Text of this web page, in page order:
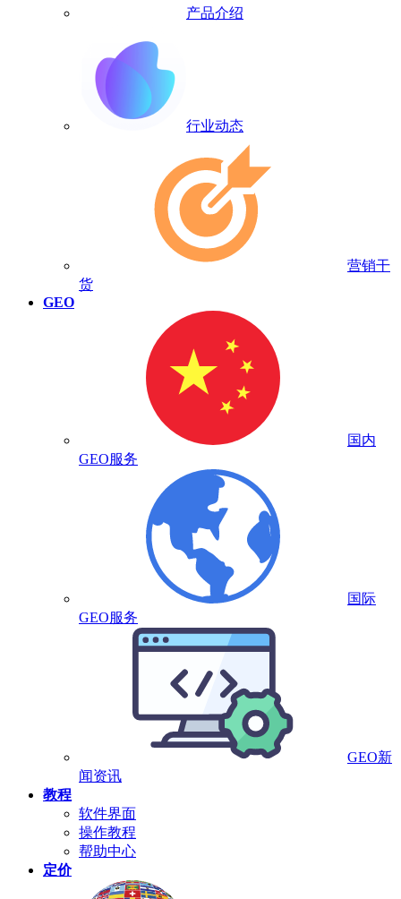
产品介绍
行业动态
营销干
货
GEO
国内
GEO服务
国际
GEO服务
GEO新
闻资讯
教程
软件界面
操作教程
帮助中心
定价